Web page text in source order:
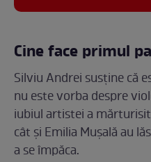
Cine face primul
Silviu Andrei susține că
nu este vorba despre
iubiul artistei a
cât și Emilia Mușală au
a se împăca.